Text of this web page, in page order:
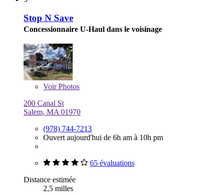
Stop N Save
Concessionnaire U-Haul dans le voisinage
VoirPhotos
200 Canal St
Salem, MA 01970
(978) 744-7213
Ouvert aujourd'hui de 6h am à 10h pm
65 évaluations
Distance estimée
2,5 milles